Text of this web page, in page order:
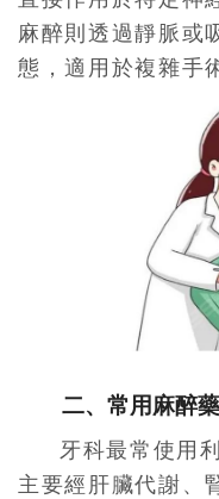
麻醉則透過靜脈或
態，適用於複雜手
二、常用麻醉
牙科最常使用
主要經肝臟代謝、